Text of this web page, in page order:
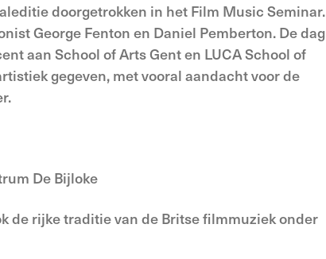
doorgetrokken in het Film Music Seminar.
George Fenton en Daniel Pemberton. De dag
aan School of Arts Gent en LUCA School of
gegeven, met vooral aandacht voor de
De Bijloke
de rijke traditie van de Britse filmmuziek onder